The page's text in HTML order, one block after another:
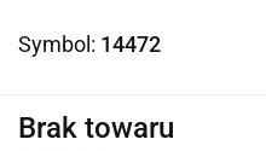
Symbol: 14472
Brak towaru